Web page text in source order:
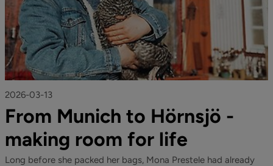
2026-03-13
From Munich to Hörnsjö -
making room for life
Long before she packed her bags, Mona Prestele had already